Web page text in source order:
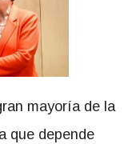
mayoría de la
que depende